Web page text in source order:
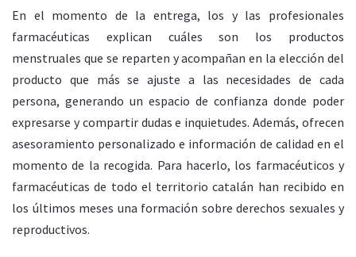
En el momento de la entrega, los y las profesionales
farmacéuticas explican cuáles son los productos
menstruales que se reparten y acompañan en la elección del
producto que más se ajuste a las necesidades de cada
persona, generando un espacio de confianza donde poder
expresarse y compartir dudas e inquietudes. Además, ofrecen
asesoramiento personalizado e información de calidad en el
momento de la recogida. Para hacerlo, los farmacéuticos y
farmacéuticas de todo el territorio catalán han recibido en
los últimos meses una formación sobre derechos sexuales y
reproductivos.